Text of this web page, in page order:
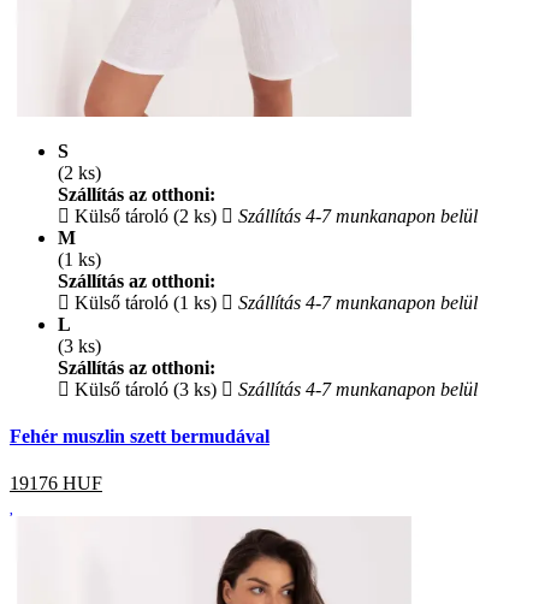
S
(2 ks)
Szállítás az otthoni:
Külső tároló (2 ks)
Szállítás 4-7 munkanapon belül
M
(1 ks)
Szállítás az otthoni:
Külső tároló (1 ks)
Szállítás 4-7 munkanapon belül
L
(3 ks)
Szállítás az otthoni:
Külső tároló (3 ks)
Szállítás 4-7 munkanapon belül
Fehér muszlin szett bermudával
19176 HUF